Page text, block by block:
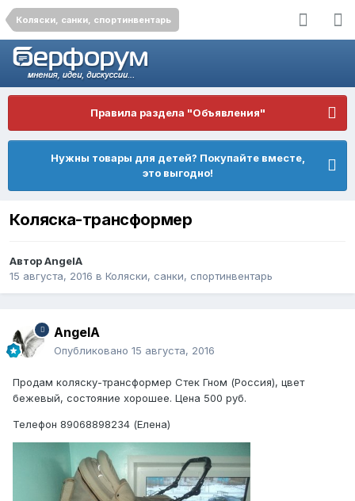
Коляски, санки, спортинвентарь
Правила раздела "Объявления"
Нужны товары для детей? Покупайте вместе,
это выгодно!
Коляска-трансформер
АвторAngelA
15 августа, 2016 в Коляски, санки, спортинвентарь
AngelA
Опубликовано 15 августа, 2016
Продам коляску-трансформер Стек Гном (Россия), цвет
бежевый, состояние хорошее. Цена 500 руб.
Телефон 89068898234 (Елена)